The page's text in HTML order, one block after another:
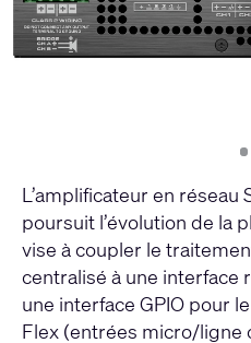
1
L’amplificateur en réseau
poursuit l’évolution de la
vise à coupler le
centralisé à une interface
une interface GPIO pour
Flex (entrées micro/ligne